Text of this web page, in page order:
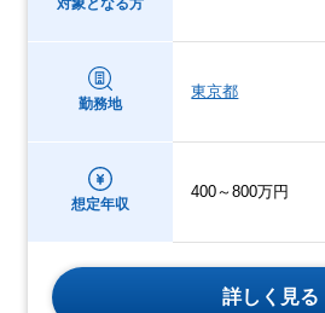
対象となる方
勤務地
東京都
想定年収
400～800万円
詳しく見る